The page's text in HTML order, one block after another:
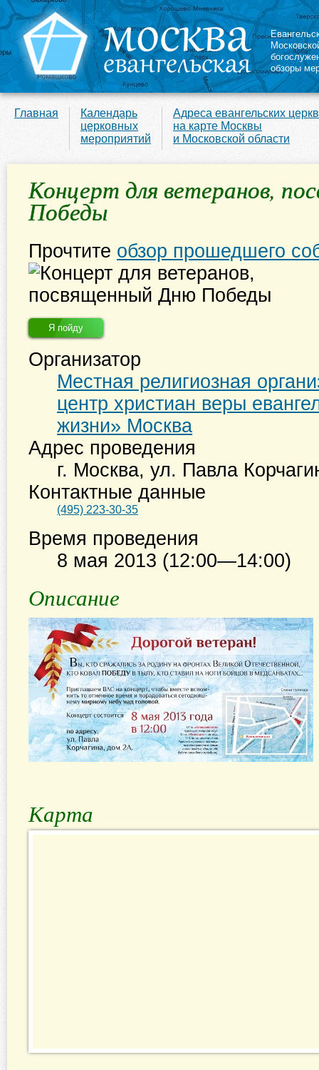
обзоры
Главная
Календарь
церковных
мероприятий
Адреса евангельских
на карте Москвы
и Московской области
Концерт для ветеранов,
Победы
Прочтите обзор прошедшего
Я пойду
Организатор
Местная религиозная
центр христиан веры
жизни» Москва
Адрес проведения
г. Москва, ул. Павла
Контактные данные
(495) 223-30-35
Время проведения
8 мая 2013 (12:00—14:00)
Описание
Карта